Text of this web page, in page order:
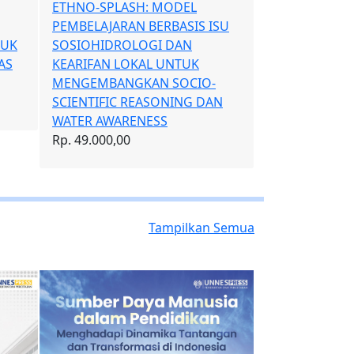
ISU
DAN
SOCIO-
DAN
ISU
DAN
SOCIO-
DAN
MENDESAIN PRODUK 3D
MENGGUNAKAN AUTODESK
INVENTOR
Rp. 67.000,00
Tampilkan Semua
KONSERVASI DALAM
PERSPEKTIF LINGKUNGAN,
REFORMA AGRARIA, DAN